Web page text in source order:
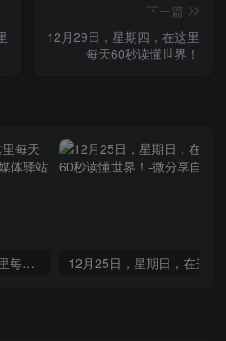
下一篇
12月29日，星期四，在这里
每天60秒读懂世界！
12月7日，星期三，在这里每天60秒读懂世界！